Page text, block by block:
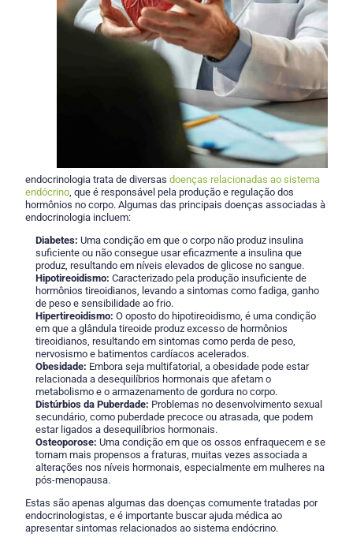
endocrinologia trata de diversasdoenças relacionadas ao sistema
endócrino , que é responsável pela produção e regulação dos
hormônios no corpo. Algumas das principais doenças associadas à
endocrinologia incluem:
Diabetes: Uma condição em que o corpo não produz insulina
suficiente ou não consegue usar eficazmente a insulina que
produz, resultando em níveis elevados de glicose no sangue.
Hipotireoidismo: Caracterizado pela produção insuficiente de
hormônios tireoidianos, levando a sintomas como fadiga, ganho
de peso e sensibilidade ao frio.
Hipertireoidismo: O oposto do hipotireoidismo, é uma condição
em que a glândula tireoide produz excesso de hormônios
tireoidianos, resultando em sintomas como perda de peso,
nervosismo e batimentos cardíacos acelerados.
Obesidade: Embora seja multifatorial, a obesidade pode estar
relacionada a desequilíbrios hormonais que afetam o
metabolismo e o armazenamento de gordura no corpo.
Distúrbios da Puberdade: Problemas no desenvolvimento sexual
secundário, como puberdade precoce ou atrasada, que podem
estar ligados a desequilíbrios hormonais.
Osteoporose: Uma condição em que os ossos enfraquecem e se
tornam mais propensos a fraturas, muitas vezes associada a
alterações nos níveis hormonais, especialmente em mulheres na
pós-menopausa.
Estas são apenas algumas das doenças comumente tratadas por
endocrinologistas, e é importante buscar ajuda médica ao
apresentar sintomas relacionados ao sistema endócrino.